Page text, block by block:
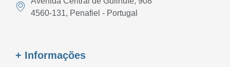
4560-131, Penafiel - Portugal
+ Informações